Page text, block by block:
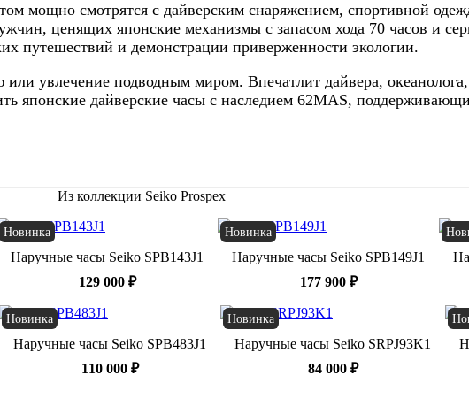
мощно смотрятся с дайверским снаряжением, спортивной
ценящих японские механизмы с запасом хода 70 часов и
путешествий и демонстрации приверженности экологии.
увлечение подводным миром. Впечатлит дайвера,
японские дайверские часы с наследием 62MAS,
Из коллекции Seiko Prospex
Новинка
Наручные часы Seiko SPB143J1
129 000 ₽
Новинка
Наручные часы Seiko SPB149J1
177 900 ₽
Новинка
Наручные часы Seiko SPB483J1
110 000 ₽
Новинка
Наручные часы Seiko SRPJ93K1
84 000 ₽